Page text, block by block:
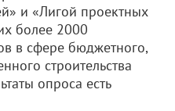
и «Лигой проектных
более 2000
в сфере бюджетного,
строительства
опроса есть